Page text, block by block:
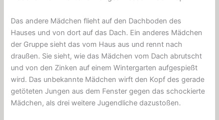
Das andere Mädchen flieht auf den Dachboden des
Hauses und von dort auf das Dach. Ein anderes Mädchen
der Gruppe sieht das vom Haus aus und rennt nach
draußen. Sie sieht, wie das Mädchen vom Dach abrutscht
und von den Zinken auf einem Wintergarten aufgespießt
wird. Das unbekannte Mädchen wirft den Kopf des gerade
getöteten Jungen aus dem Fenster gegen das schockierte
Mädchen, als drei weitere Jugendliche dazustoßen.